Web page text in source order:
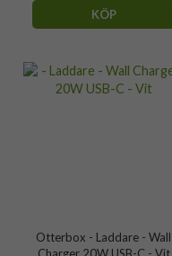
KÖP
Otterbox - Laddare - Wall